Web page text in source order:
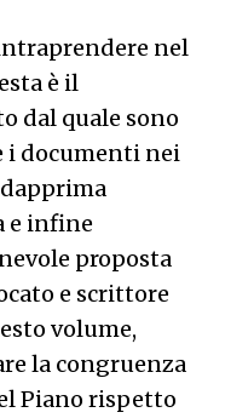
nel
è il
dal quale sono
i documenti nei
dapprima
e infine
proposta
e scrittore
volume,
la congruenza
Piano rispetto